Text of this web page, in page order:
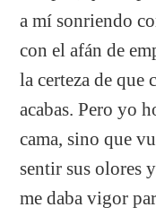
a mí sonriendo
con el afán de
la certeza de que
acabas. Pero yo
cama, sino que
sentir sus olores
me daba vigor